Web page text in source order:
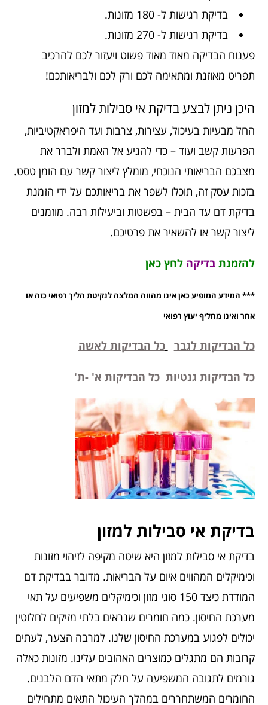
בדיקת רגישות ל- 180 מזונות.
בדיקת רגישות ל- 270 מזונות.
פענוח הבדיקה מאוד מאוד פשוט ויעזור לכם להרכיב
תפריט מאוזנת ומתאימה לכם ורק לכם ולבריאותכם!
היכן ניתן לבצע בדיקת אי סבילות למזון
החל מבעיות בעיכול, עצירות, צרבות ועד היפראקטיביות,
הפרעות קשב ועוד – כדי להגיע אל האמת ולברר את
מצבכם הבריאותי הנוכחי, מומלץ ליצור קשר עם הומן טסט.
בזכות עסק זה, תוכלו לשפר את בריאותכם על ידי הזמנת
בדיקת דם עד הבית – בפשטות וביעילות רבה. מוזמנים
ליצור קשר או להשאיר את פרטיכם.
להזמנת בדיקה לחץ כאן
*** המידע המופיע כאן אינו מהווה המלצה לנקיטת הליך רפואי כזה או
אחר ואינו מחליף יעוץ רפואי
כל הבדיקות לגבר כל הבדיקות לאשה
כל הבדיקות גנטיות כל הבדיקות א' -ת'
בדיקת אי סבילות למזון
בדיקת אי סבילות למזון היא שיטה מקיפה לזיהוי מזונות
וכימיקלים המהווים איום על הבריאות. מדובר בבדיקת דם
המודדת כיצד 150 סוגי מזון וכימיקלים משפיעים על תאי
מערכת החיסון. כמה חומרים שנראים בלתי מזיקים לחלוטין
יכולים לפגוע במערכת החיסון שלנו. למרבה הצער, לעתים
קרובות הם מתגלים כמוצרים האהובים עלינו. מזונות כאלה
גורמים לתגובה המשפיעה על חלק מתאי הדם הלבנים.
החומרים המשתחררים במהלך העיכול התאים מתחילים